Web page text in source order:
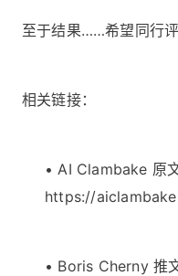
至于结果……希望同行评
相关链接：
• AI Clambake 原文
https://
• Boris Cherny 推文